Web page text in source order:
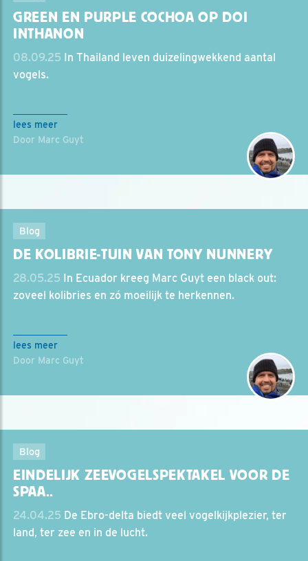
GREEN EN PURPLE COCHOA OP DOI
INTHANON
08.09.25 In Thailand leven duizelingwekkend aantal
vogels.
lees meer
Door Marc Guyt
Blog
DE KOLIBRIE-TUIN VAN TONY NUNNERY
28.05.25 In Ecuador kreeg Marc Guyt een black out:
zoveel kolibries en zó moeilijk te herkennen.
lees meer
Door Marc Guyt
Blog
EINDELIJK ZEEVOGELSPEKTAKEL VOOR DE
SPAA..
24.04.25 De Ebro-delta biedt veel vogelkijkplezier, ter
land, ter zee en in de lucht.